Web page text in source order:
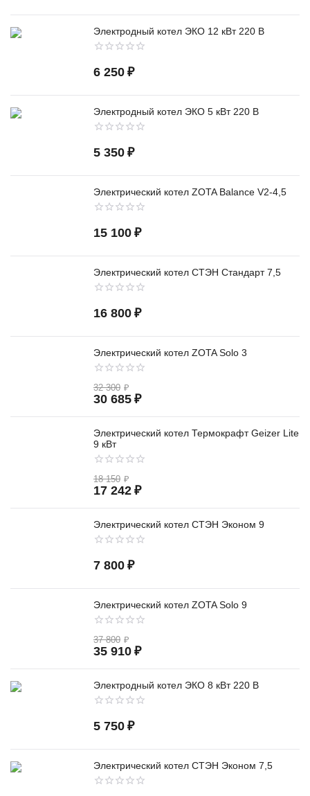
Электродный котел ЭКО 12 кВт 220 В
6 250 ₽
Электродный котел ЭКО 5 кВт 220 В
5 350 ₽
Электрический котел ZOTA Balance V2-4,5
15 100 ₽
Электрический котел СТЭН Стандарт 7,5
16 800 ₽
Электрический котел ZOTA Solo 3
32 300 ₽
30 685 ₽
Электрический котел Термокрафт Geizer Lite
9 кВт
18 150 ₽
17 242 ₽
Электрический котел СТЭН Эконом 9
7 800 ₽
Электрический котел ZOTA Solo 9
37 800 ₽
35 910 ₽
Электродный котел ЭКО 8 кВт 220 В
5 750 ₽
Электрический котел СТЭН Эконом 7,5